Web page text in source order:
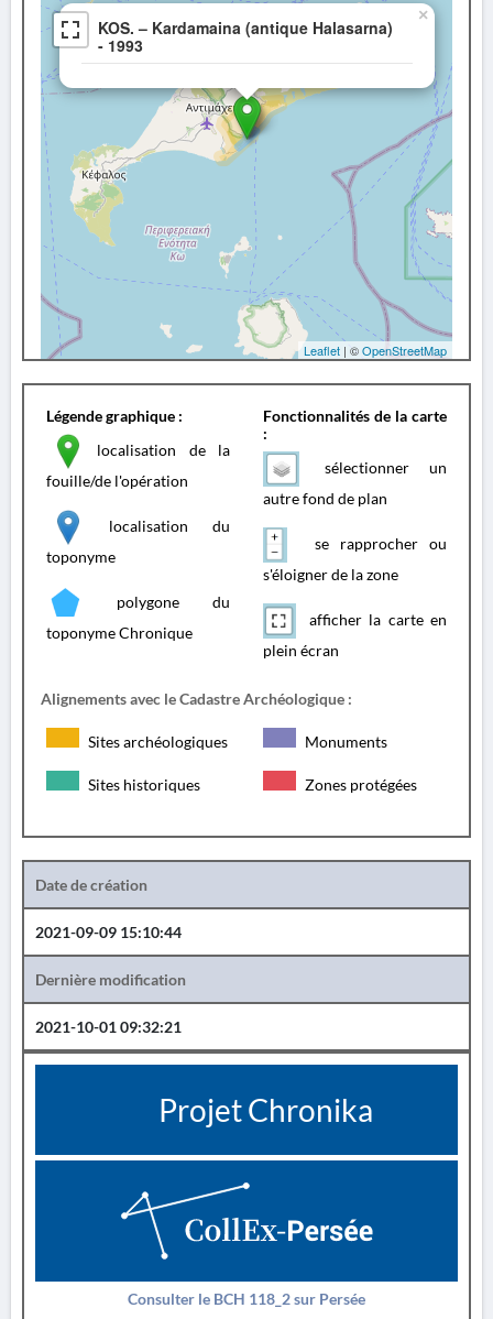
KOS. – Kardamaina (antique Halasarna)
- 1993
×
Leaflet | ©OpenStreetMap
Légende graphique :
localisation de la
fouille/de l'opération
localisation du
toponyme
polygone du
toponyme Chronique
Fonctionnalités de la carte
:
sélectionner un
autre fond de plan
se rapprocher ou
s'éloigner de la zone
afficher la carte en
plein écran
Alignements avec le Cadastre Archéologique :
Sites archéologiques Monuments
Sites historiques Zones protégées
Date de création
2021-09-09 15:10:44
Dernière modification
2021-10-01 09:32:21
Projet Chronika
Consulter le BCH 118_2 sur Persée